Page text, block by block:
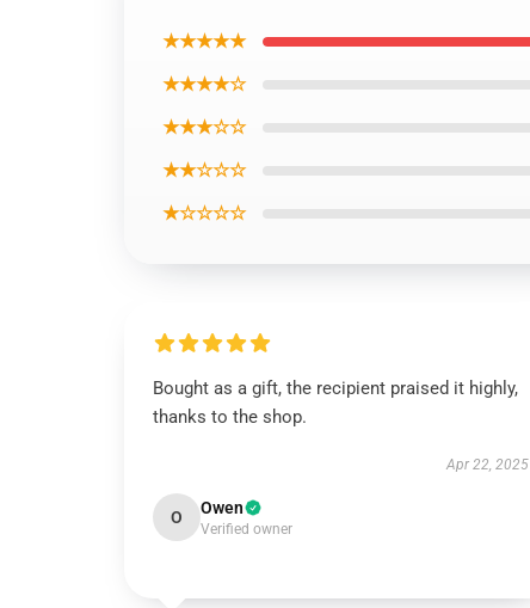
★★★★★
★★★★☆
★★★☆☆
★★☆☆☆
★☆☆☆☆
Bought as a gift, the recipient praised it highly,
thanks to the shop.
Apr 22, 2025
O Owen
Verified owner